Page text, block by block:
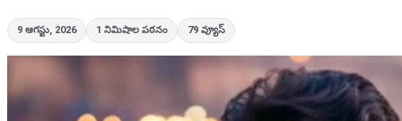
9 ఆగస్టు, 2026 1 నిమిషాల పఠనం 79 వ్యూస్